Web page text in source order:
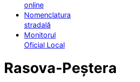
online
Nomenclatura
stradală
Monitorul
Oficial Local
Rasova-Peștera